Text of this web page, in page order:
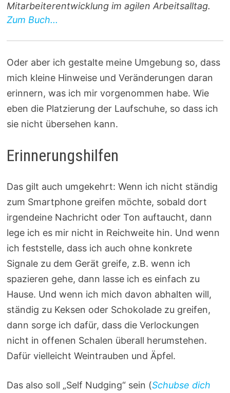
Mitarbeiterentwicklung im agilen Arbeitsalltag.
Zum Buch...
Oder aber ich gestalte meine Umgebung so, dass
mich kleine Hinweise und Veränderungen daran
erinnern, was ich mir vorgenommen habe. Wie
eben die Platzierung der Laufschuhe, so dass ich
sie nicht übersehen kann.
Erinnerungshilfen
Das gilt auch umgekehrt: Wenn ich nicht ständig
zum Smartphone greifen möchte, sobald dort
irgendeine Nachricht oder Ton auftaucht, dann
lege ich es mir nicht in Reichweite hin. Und wenn
ich feststelle, dass ich auch ohne konkrete
Signale zu dem Gerät greife, z.B. wenn ich
spazieren gehe, dann lasse ich es einfach zu
Hause. Und wenn ich mich davon abhalten will,
ständig zu Keksen oder Schokolade zu greifen,
dann sorge ich dafür, dass die Verlockungen
nicht in offenen Schalen überall herumstehen.
Dafür vielleicht Weintrauben und Äpfel.
Das also soll „Self Nudging“ sein (Schubse dich